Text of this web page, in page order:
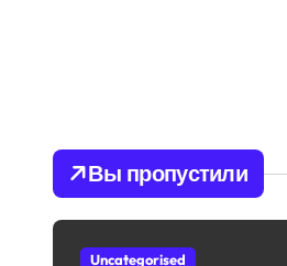
Вы пропустили
Uncategorised